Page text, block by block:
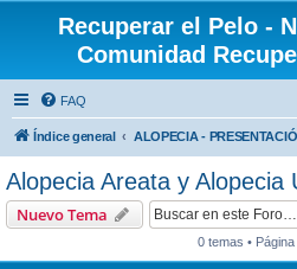
Recuperar el Pelo -
Comunidad
FAQ
Índice general ALOPECIA -
Alopecia Areata y Alopecia
Nuevo Tema
0 temas • Página